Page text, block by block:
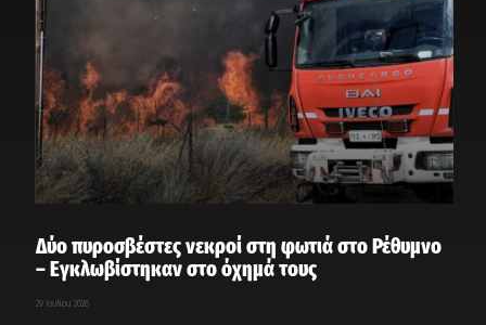
Δύο πυροσβέστες νεκροί στη φωτιά στο Ρέθυμνο
– Εγκλωβίστηκαν στο όχημά τους
29 Ιουλίου, 2026